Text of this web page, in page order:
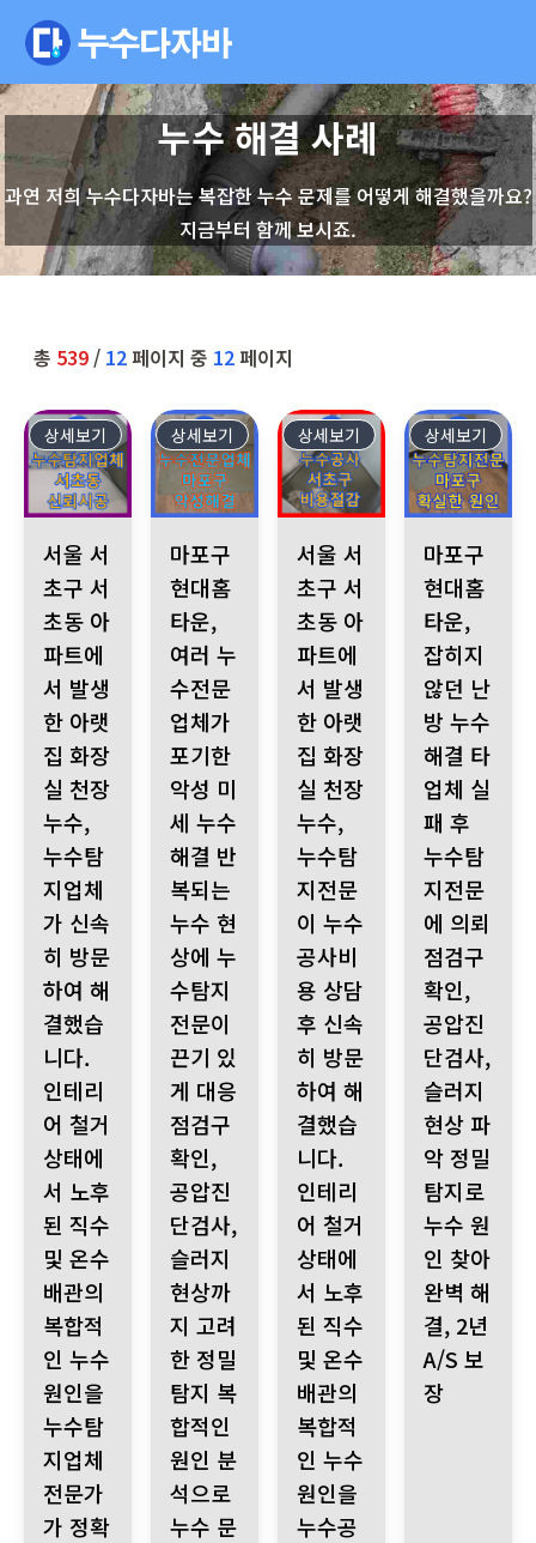
누수 해결 사례
과연 저희 누수다자바는 복잡한 누수 문제를 어떻게 해결했을까요?
지금부터 함께 보시죠.
총 539/ 12페이지 중 12페이지
11
상세보기
서울 서
초구 서
초동 아
파트에
서 발생
한 아랫
집 화장
실 천장
누수,
누수탐
지업체
가 신속
히 방문
하여 해
결했습
니다.
인테리
어 철거
상태에
서 노후
된 직수
및 온수
배관의
복합적
인 누수
원인을
누수탐
지업체
전문가
가 정확
10
상세보기
마포구
현대홈
타운,
여러 누
수전문
업체가
포기한
악성 미
세 누수
해결 반
복되는
누수 현
상에 누
수탐지
전문이
끈기 있
게 대응
점검구
확인,
공압진
단검사,
슬러지
현상까
지 고려
한 정밀
탐지 복
합적인
원인 분
석으로
누수 문
9
상세보기
서울 서
초구 서
초동 아
파트에
서 발생
한 아랫
집 화장
실 천장
누수,
누수탐
지전문
이 누수
공사비
용 상담
후 신속
히 방문
하여 해
결했습
니다.
인테리
어 철거
상태에
서 노후
된 직수
및 온수
배관의
복합적
인 누수
원인을
누수공
8
상세보기
마포구
현대홈
타운,
잡히지
않던 난
방 누수
해결 타
업체 실
패 후
누수탐
지전문
에 의뢰
점검구
확인,
공압진
단검사,
슬러지
현상 파
악 정밀
탐지로
누수 원
인 찾아
완벽 해
결, 2년
A/S 보
장